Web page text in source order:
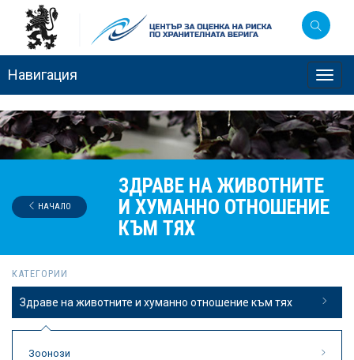
Навигация
ЗДРАВЕ НА ЖИВОТНИТЕ
И ХУМАННО ОТНОШЕНИЕ
КЪМ ТЯХ
НАЧАЛО
КАТЕГОРИИ
Здраве на животните и хуманно отношение към тях
Зоонози